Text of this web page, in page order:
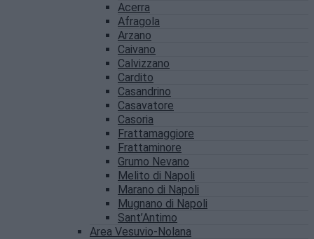
Acerra
Afragola
Arzano
Caivano
Calvizzano
Cardito
Casandrino
Casavatore
Casoria
Frattamaggiore
Frattaminore
Grumo Nevano
Melito di Napoli
Marano di Napoli
Mugnano di Napoli
Sant’Antimo
Area Vesuvio-Nolana